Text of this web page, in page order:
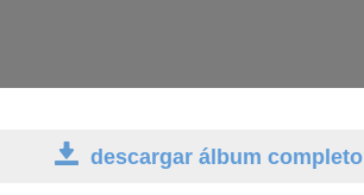
descargar álbum completo